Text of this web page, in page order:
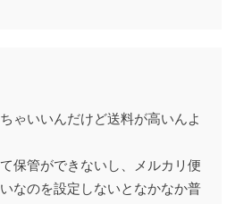
ゃいいんだけど送料が高いんよ
保管ができないし、メルカリ便
なのを設定しないとなかなか普